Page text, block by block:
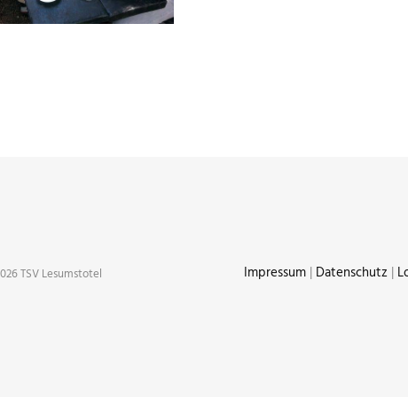
TSV Lesumstotel Impressum| Datenschutz|